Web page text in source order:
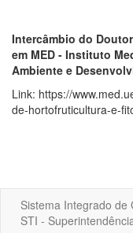
Intercâmbio do
em MED - Instituto
Ambiente e
Link: https://
de-hortofruticultura-e-
Sistema Integrado de
STI -